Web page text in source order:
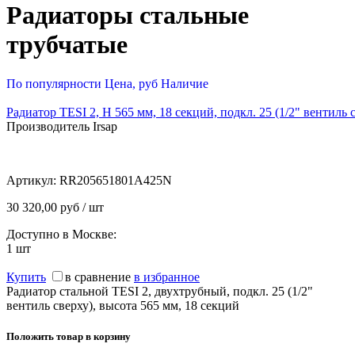
Радиаторы стальные
трубчатые
По популярности Цена, руб Наличие
Радиатор TESI 2, H 565 мм, 18 секций, подкл. 25 (1/2" вентиль
Производитель Irsap
Артикул: RR205651801A425N
30 320,00 руб / шт
Доступно в Москве:
1 шт
Купить в сравнение в избранное
Радиатор стальной TESI 2, двухтрубный, подкл. 25 (1/2"
вентиль сверху), высота 565 мм, 18 секций
Положить товар в корзину